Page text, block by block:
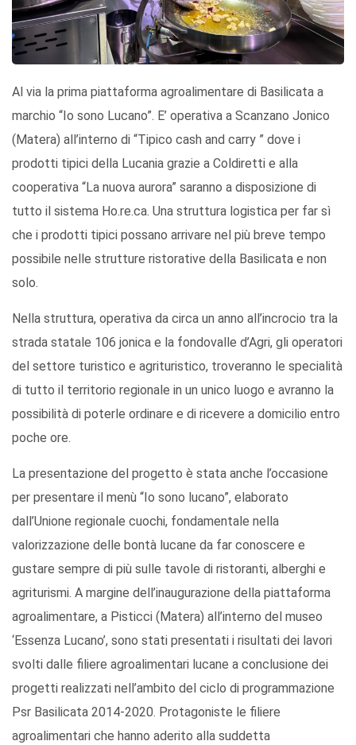
Al via la prima piattaforma agroalimentare di Basilicata a
marchio “Io sono Lucano”. E’ operativa a Scanzano Jonico
(Matera) all’interno di “Tipico cash and carry ” dove i
prodotti tipici della Lucania grazie a Coldiretti e alla
cooperativa “La nuova aurora” saranno a disposizione di
tutto il sistema Ho.re.ca. Una struttura logistica per far sì
che i prodotti tipici possano arrivare nel più breve tempo
possibile nelle strutture ristorative della Basilicata e non
solo.
Nella struttura, operativa da circa un anno all’incrocio tra la
strada statale 106 jonica e la fondovalle d’Agri, gli operatori
del settore turistico e agrituristico, troveranno le specialità
di tutto il territorio regionale in un unico luogo e avranno la
possibilità di poterle ordinare e di ricevere a domicilio entro
poche ore.
La presentazione del progetto è stata anche l’occasione
per presentare il menù “Io sono lucano”, elaborato
dall’Unione regionale cuochi, fondamentale nella
valorizzazione delle bontà lucane da far conoscere e
gustare sempre di più sulle tavole di ristoranti, alberghi e
agriturismi. A margine dell’inaugurazione della piattaforma
agroalimentare, a Pisticci (Matera) all’interno del museo
‘Essenza Lucano’, sono stati presentati i risultati dei lavori
svolti dalle filiere agroalimentari lucane a conclusione dei
progetti realizzati nell’ambito del ciclo di programmazione
Psr Basilicata 2014-2020. Protagoniste le filiere
agroalimentari che hanno aderito alla suddetta